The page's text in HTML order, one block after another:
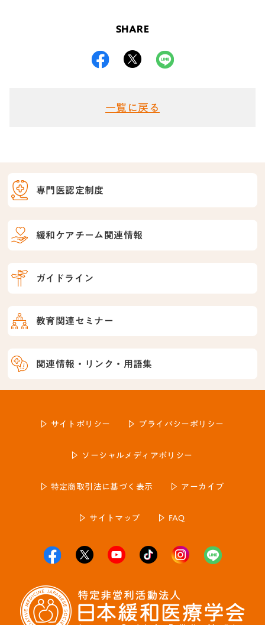
専門医認定制度
緩和ケアチーム関連情報
ガイドライン
教育関連セミナー
関連情報・リンク・用語集
SHARE
一覧に戻る
サイトポリシー プライバシーポリシー
ソーシャルメディアポリシー
特定商取引法に基づく表示 アーカイブ
サイトマップ FAQ